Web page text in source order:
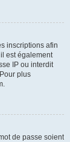
inscriptions afin
est également
IP ou interdit
plus
de passe soient